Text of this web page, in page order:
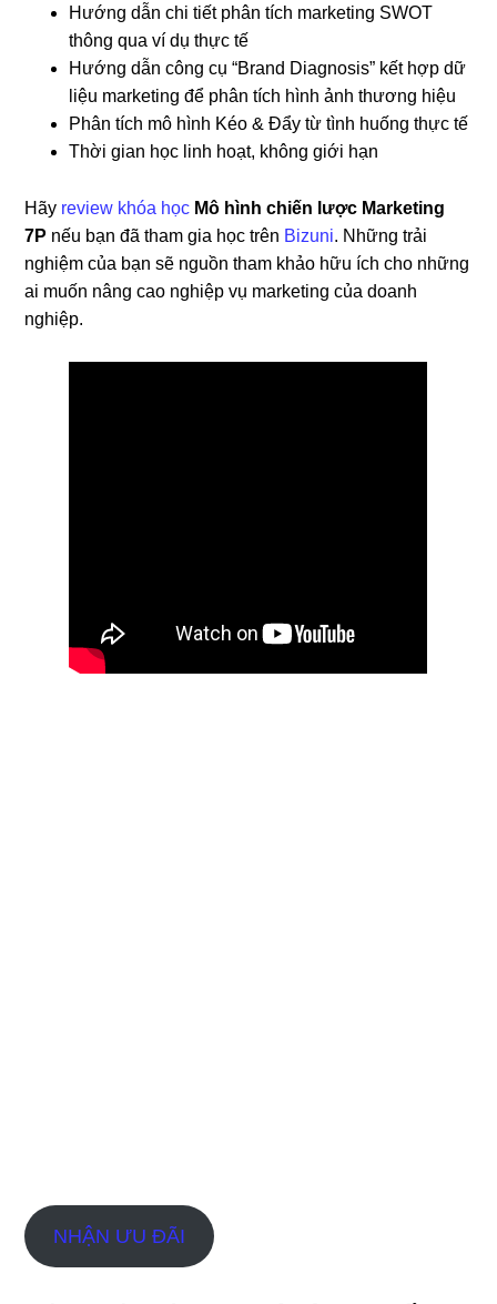
Hướng dẫn chi tiết phân tích marketing SWOT
thông qua ví dụ thực tế
Hướng dẫn công cụ “Brand Diagnosis” kết hợp dữ
liệu marketing để phân tích hình ảnh thương hiệu
Phân tích mô hình Kéo & Đẩy từ tình huống thực tế
Thời gian học linh hoạt, không giới hạn
Hãy review khóa học Mô hình chiến lược Marketing
7P nếu bạn đã tham gia học trên Bizuni. Những trải
nghiệm của bạn sẽ nguồn tham khảo hữu ích cho những
ai muốn nâng cao nghiệp vụ marketing của doanh
nghiệp.
NHẬN ƯU ĐÃI